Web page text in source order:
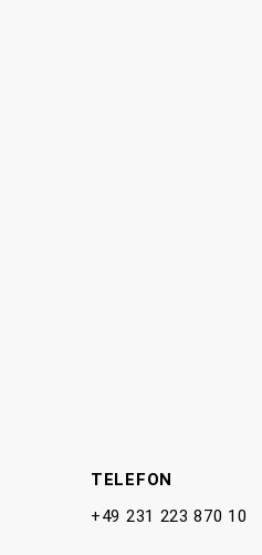
TELEFON
+49 231 223 870 10